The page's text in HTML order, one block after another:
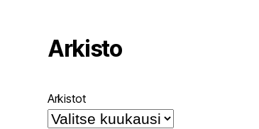
Arkisto
Arkistot